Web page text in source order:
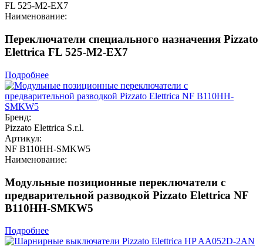
FL 525-M2-EX7
Наименование:
Переключатели специального назначения Pizzato
Elettrica FL 525-M2-EX7
Подробнее
Бренд:
Pizzato Elettrica S.r.l.
Артикул:
NF B110HH-SMKW5
Наименование:
Модульные позиционные переключатели с
предварительной разводкой Pizzato Elettrica NF
B110HH-SMKW5
Подробнее